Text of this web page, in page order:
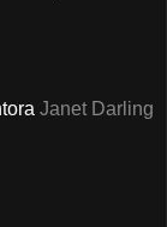
Janet Darling